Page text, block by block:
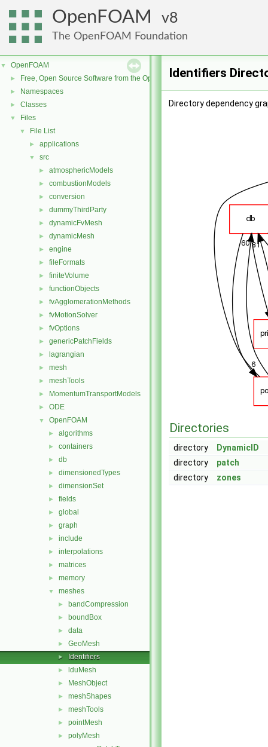
OpenFOAM 8
The OpenFOAM Foundation
▼ OpenFOAM
► Free, Open Source Software from the OpenFOAM Foundation
► Namespaces
► Classes
▼ Files
▼ File List
► applications
▼ src
► atmosphericModels
► combustionModels
► conversion
► dummyThirdParty
► dynamicFvMesh
► dynamicMesh
► engine
► fileFormats
► finiteVolume
► functionObjects
► fvAgglomerationMethods
► fvMotionSolver
► fvOptions
► genericPatchFields
► lagrangian
► mesh
► meshTools
► MomentumTransportModels
► ODE
▼ OpenFOAM
► algorithms
► containers
► db
► dimensionedTypes
► dimensionSet
► fields
► global
► graph
► include
► interpolations
► matrices
► memory
▼ meshes
► bandCompression
► boundBox
► data
► GeoMesh
► Identifiers
► lduMesh
► MeshObject
► meshShapes
► meshTools
► pointMesh
► polyMesh
Identifiers
Directory dependency
Directories
directory
DynamicID
directory
patch
directory
zones